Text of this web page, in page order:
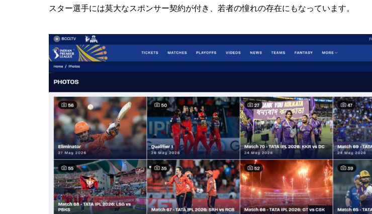
スター選手には莫大なスポンサー契約が付き、若者の憧れの存在にもなっています。